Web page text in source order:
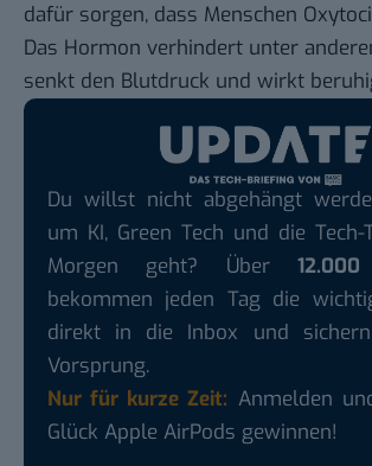
dafür sorgen, dass Menschen
Das Hormon verhindert unter
senkt den Blutdruck und wirkt
Du willst nicht abgehängt
um KI, Green Tech und die Tech-
Morgen geht? Über
bekommen jeden Tag die
direkt in die Inbox und
Vorsprung.
Nur für kurze Zeit: Anmelden
Glück Apple AirPods gewinnen!